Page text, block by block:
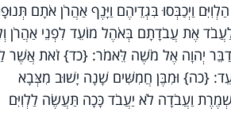
וַיְכַבְּסוּ בִּגְדֵיהֶם וַיָּנֶף אַהֲרֹן אֹתָם
אֶת עֲבֹדָתָם בְּאֹהֶל מוֹעֵד לִפְנֵי אַהֲרֹן
יְהוָה אֶל מֹשֶׁה לֵּאמֹר: {כד} זֹאת אֲשֶׁר
{כה} וּמִבֶּן חֲמִשִּׁים שָׁנָה יָשׁוּב מִצְּבָא
וַעֲבֹדָה לֹא יַעֲבֹד כָּכָה תַּעֲשֶׂה לַלְוִיִּם